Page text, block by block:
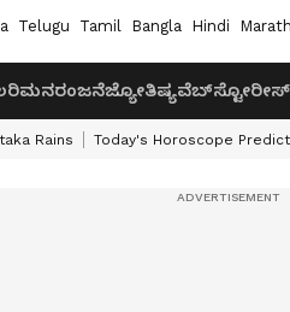
Telugu Tamil Bangla Hindi
ಮನರಂಜನೆಜ್ಯೋತಿಷ್ಯವೆಬ್‌ಸ್ಟೋರೀಸ್
Rains Today's Horoscope